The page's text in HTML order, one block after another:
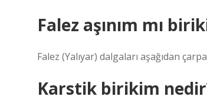
Falez aşınım mı
Falez (Yalıyar) dalgaları aşağıdan
Karstik birikim